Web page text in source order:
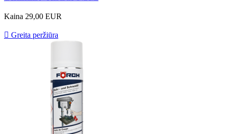
Kaina 29,00 EUR
 Greita peržiūra